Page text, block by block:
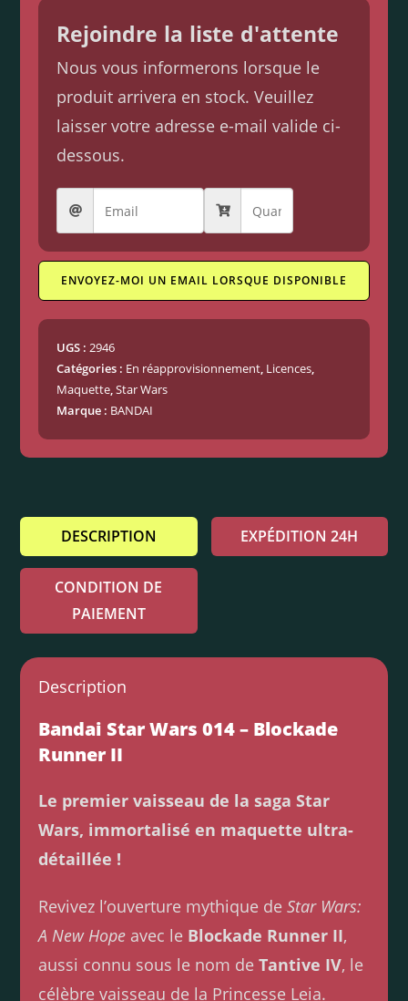
Rejoindre la liste d'attente
Nous vous informerons lorsque le
produit arrivera en stock. Veuillez
laisser votre adresse e-mail valide ci-
dessous.
ENVOYEZ-MOI UN EMAIL LORSQUE DISPONIBLE
UGS :2946
Catégories : En réapprovisionnement, Licences,
Maquette,Star Wars
Marque : BANDAI
DESCRIPTION EXPÉDITION 24H
CONDITION DE
PAIEMENT
Description
Bandai Star Wars 014 – Blockade
Runner II
Le premier vaisseau de la saga Star
Wars, immortalisé en maquette ultra-
détaillée !
Revivez l’ouverture mythique deStar Wars:
A New Hope avec le Blockade Runner II,
aussi connu sous le nom deTantive IV, le
célèbre vaisseau de la Princesse Leia.